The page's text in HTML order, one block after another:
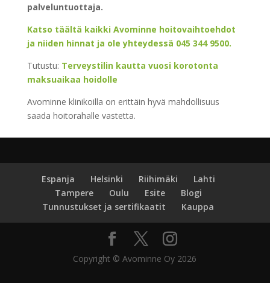
palveluntuottaja.
Katso täältä kaikki Avominne hoitovaihtoehdot
ja niiden hinnat ja ole yhteydessä 045 344 9500.
Tutustu: Terveystilin kautta vuosi korotonta
maksuaikaa hoidolle
Avominne klinikoilla on erittäin hyvä mahdollisuus
saada hoitorahalle vastetta.
Espanja Helsinki Riihimäki
Lahti
Tampere
Oulu Esite
Blogi
Tunnustukset ja sertifikaatit
Kauppa
Copyright © Avominne Oy 2026